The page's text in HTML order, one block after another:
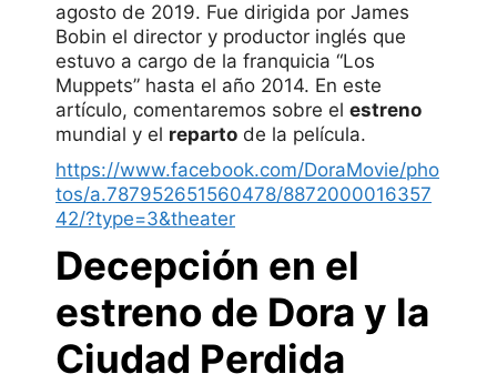
agosto de 2019. Fue dirigida por James
Bobin el director y productor inglés que
estuvo a cargo de la franquicia “Los
Muppets” hasta el año 2014. En este
artículo, comentaremos sobre el estreno
mundial y el reparto de la película.
https://www.facebook.com/DoraMovie/pho
tos/a.787952651560478/8872000016357
42/?type=3&theater
Decepción en el
estreno de Dora y la
Ciudad Perdida